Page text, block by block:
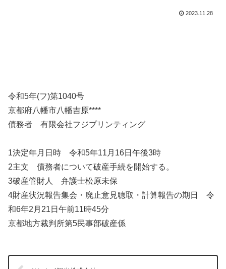
2023.11.28
令和5年(フ)第1040号
京都府八幡市八幡吉原****
債務者 有限会社フジプリンティング
1決定年月日時 令和5年11月16日午後3時
2主文 債務者について破産手続を開始する。
3破産管財人 弁護士松原未保
4財産状況報告集会・廃止意見聴取・計算報告の期日 令
和6年2月21日午前11時45分
京都地方裁判所第5民事部破産係